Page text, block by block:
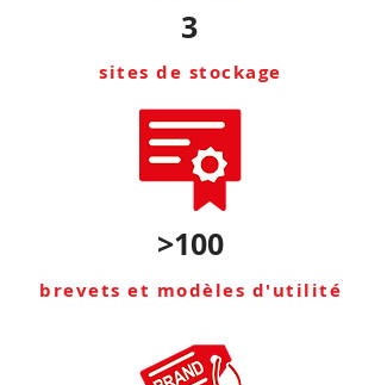
3
sites de stockage
>100
brevets et modèles d'utilité